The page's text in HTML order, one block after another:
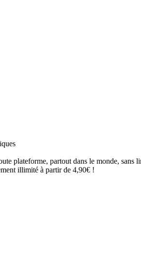
plateforme, partout dans le monde, sans
illimité à partir de 4,90€ !